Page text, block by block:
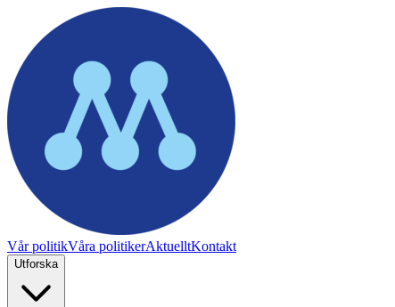
Vår politikVåra politikerAktuelltKontakt
Utforska